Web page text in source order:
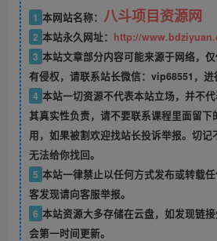
1 本网站名称： 八斗项目资源网
2 本站永久网址： http://
3 本站文章部分内容可能来源于网络，
有侵权，请联系站长微信：vip68551，进
4 本站一切资源不代表本站立场，并不
其真实性负责，请不要联系课程里面留下
用，如果被割欢迎找站长投诉举报。切记
无法给你找回。
5 本站一律禁止以任何方式发布或转载
客发现请向客服举报。
6 本站资源大多存储在云盘，如发现链
会第一时间更新。